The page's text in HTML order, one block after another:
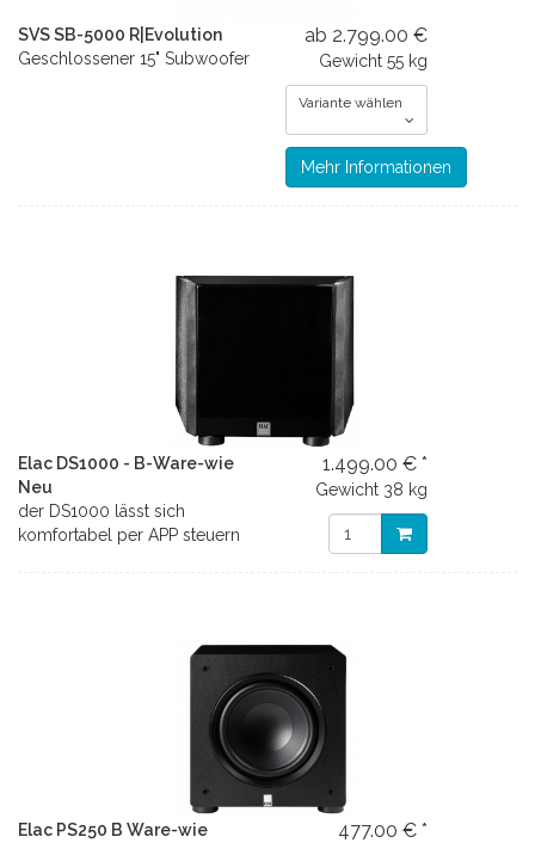
SVS SB-5000 R|Evolution
Geschlossener 15" Subwoofer
ab 2.799.00 €
Gewicht 55 kg
Variante wählen
Mehr Informationen
Elac DS1000 - B-Ware-wie
Neu
der DS1000 lässt sich
komfortabel per APP steuern
1.499.00 € *
Gewicht 38 kg
Elac PS250 B Ware-wie
477.00 € *